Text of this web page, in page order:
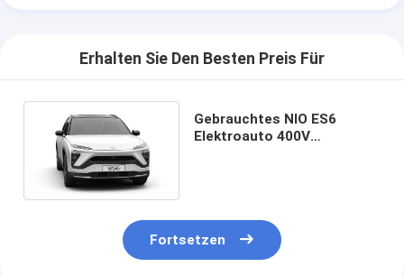
Erhalten Sie Den Besten Preis Für
Gebrauchtes NIO ES6
Elektroauto 400V
Fortsetzen